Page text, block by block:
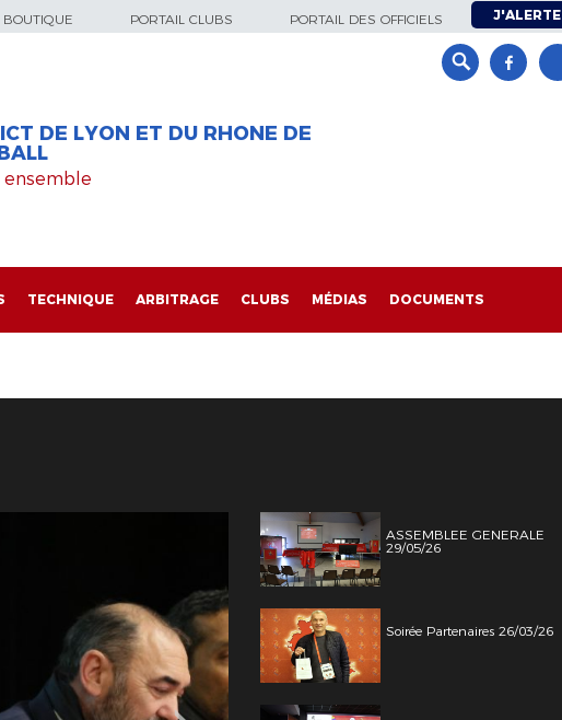
BOUTIQUE PORTAIL CLUBS PORTAIL DES OFFICIELS J'ALERTE
DE LYON ET DU RHONE DE
ensemble
TECHNIQUE ARBITRAGE CLUBS MÉDIAS DOCUMENTS
ASSEMBLEE GENERALE
29/05/26
Soirée Partenaires 26/03/26